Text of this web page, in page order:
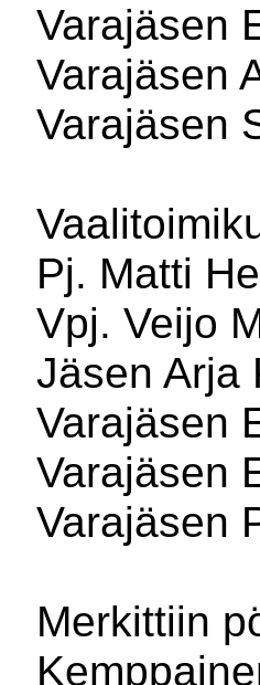
Varajäsen
Varajäsen
Varajäsen
Pj. Matti
Vpj. Veijo
Jäsen Arja
Varajäsen
Varajäsen
Varajäsen
Merkittiin